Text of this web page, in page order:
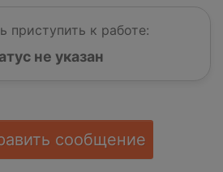
приступить к работе:
не указан
сообщение